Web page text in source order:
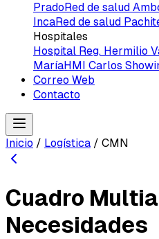
PradoRed de salud
IncaRed de salud
Hospitales
Hospital Reg. Hermilio
MaríaHMI Carlos
Correo Web
Contacto
Inicio / Logística / CMN
Cuadro
Necesidades